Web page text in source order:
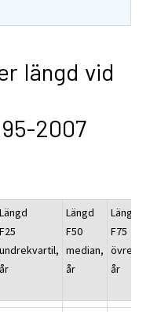
längd vid
2007
Längd
F25
undrekvartil,
år
Längd
F50
median,
år
Längd
F75
år